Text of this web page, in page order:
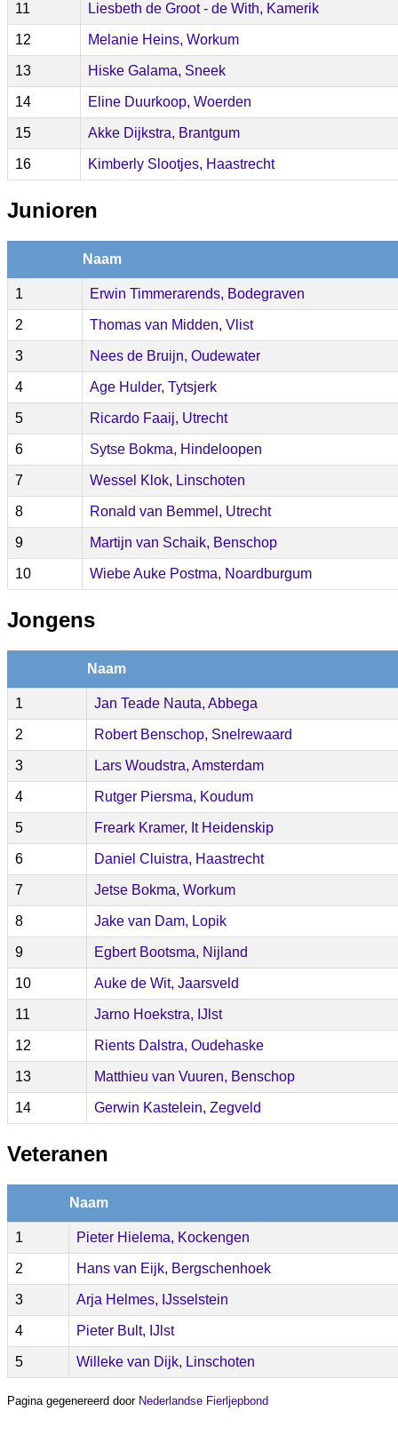
11 Liesbeth de Groot - de With, Kamerik
12 Melanie Heins, Workum
13 Hiske Galama, Sneek
14 Eline Duurkoop, Woerden
15 Akke Dijkstra, Brantgum
16 Kimberly Slootjes, Haastrecht
Junioren
Naam
1 Erwin Timmerarends, Bodegraven
2 Thomas van Midden, Vlist
3 Nees de Bruijn, Oudewater
4 Age Hulder, Tytsjerk
5 Ricardo Faaij, Utrecht
6 Sytse Bokma, Hindeloopen
7 Wessel Klok, Linschoten
8 Ronald van Bemmel, Utrecht
9 Martijn van Schaik, Benschop
10 Wiebe Auke Postma, Noardburgum
Jongens
Naam
1 Jan Teade Nauta, Abbega
2 Robert Benschop, Snelrewaard
3 Lars Woudstra, Amsterdam
4 Rutger Piersma, Koudum
5 Freark Kramer, It Heidenskip
6 Daniel Cluistra, Haastrecht
7 Jetse Bokma, Workum
8 Jake van Dam, Lopik
9 Egbert Bootsma, Nijland
10 Auke de Wit, Jaarsveld
11 Jarno Hoekstra, IJlst
12 Rients Dalstra, Oudehaske
13 Matthieu van Vuuren, Benschop
14 Gerwin Kastelein, Zegveld
Veteranen
Naam
1 Pieter Hielema, Kockengen
2 Hans van Eijk, Bergschenhoek
3 Arja Helmes, IJsselstein
4 Pieter Bult, IJlst
5 Willeke van Dijk, Linschoten
Pagina gegenereerd door Nederlandse Fierljepbond